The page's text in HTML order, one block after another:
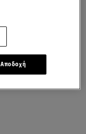
Αποδοχή